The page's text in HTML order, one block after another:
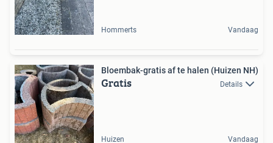
Hommerts Vandaag
Bloembak-gratis af te halen (Huizen NH)
Gratis Details
Huizen Vandaag